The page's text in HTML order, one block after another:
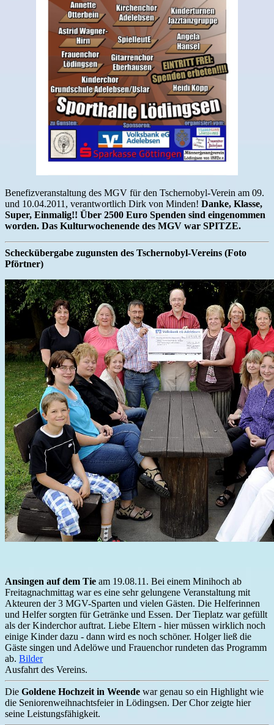
Benefizveranstaltung des MGV für den Tschernobyl-Verein am 09.
und 10.04.2011, verantwortlich Dirk von Minden! Danke, Klasse,
Super, Einmalig!! Über 2500 Euro Spenden sind eingenommen
worden. Das Kulturwochenende des MGV war SPITZE.
Scheckübergabe zugunsten des Tschernobyl-Vereins (Foto
Pförtner)
Ansingen auf dem Tie am 19.08.11. Bei einem Minihoch ab
Freitagnachmittag war es eine sehr gelungene Veranstaltung mit
Akteuren der 3 MGV-Sparten und vielen Gästen. Die Helferinnen
und Helfer sorgten für Getränke und Essen. Der Tieplatz war gefüllt
als der Kinderchor auftrat. Liebe Eltern - hier müssen wirklich noch
einige Kinder dazu - dann wird es noch schöner. Holger ließ die
Gäste singen und Adelöwe und Frauenchor rundeten das Programm
ab. Bilder
Ausfahrt des Vereins.
Die Goldene Hochzeit in Weende war genau so ein Highlight wie
die Seniorenweihnachtsfeier in Lödingsen. Der Chor zeigte hier
seine Leistungsfähigkeit.